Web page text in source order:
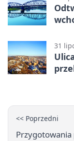
31
<< Poprzedni